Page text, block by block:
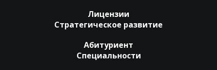
Лицензии
Стратегическое развитие
Абитуриент
Специальности